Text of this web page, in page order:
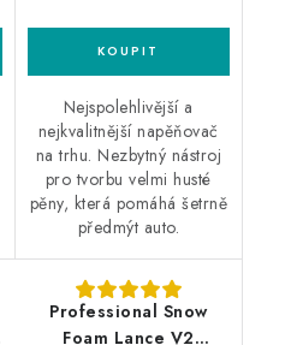
Nejspolehlivější a
nejkvalitnější napěňovač
na trhu. Nezbytný nástroj
pro tvorbu velmi husté
pěny, která pomáhá šetrně
předmýt auto.
Professional Snow
Foam Lance V2